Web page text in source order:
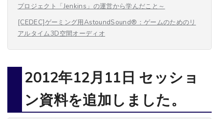
プロジェクト「Jenkins」の運営から学んだこと～
[CEDEC]ゲーミング用AstoundSound®：ゲームのためのリ
アルタイム3D空間オーディオ
2012年12月11日 セッショ
ン資料を追加しました。